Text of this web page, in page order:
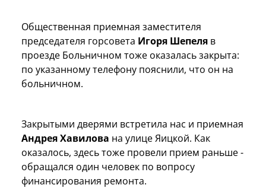
Общественная приемная заместителя
председателя горсовета Игоря Шепеля в
проезде Больничном тоже оказалась закрыта:
по указанному телефону пояснили, что он на
больничном.
Закрытыми дверями встретила нас и приемная
Андрея Хавилова на улице Яицкой. Как
оказалось, здесь тоже провели прием раньше -
обращался один человек по вопросу
финансирования ремонта.